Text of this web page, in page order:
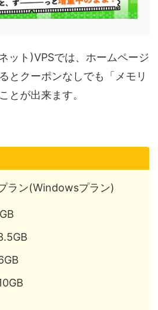
ット)VPSでは、ホームページ
とクーポンなしでも「メモリ
とが出来ます。
ラン(Windowsプラン)